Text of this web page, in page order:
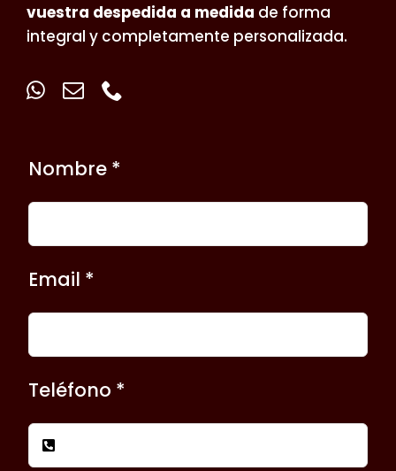
Nombre *
Email *
Teléfono *
vuestra despedida a medida de forma
integral y completamente personalizada.